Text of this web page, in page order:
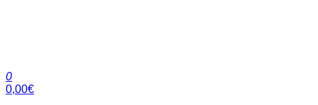
clubdial.fr
clubdial.fr
Tout est clair sur clubdial.fr !
0
0,00€